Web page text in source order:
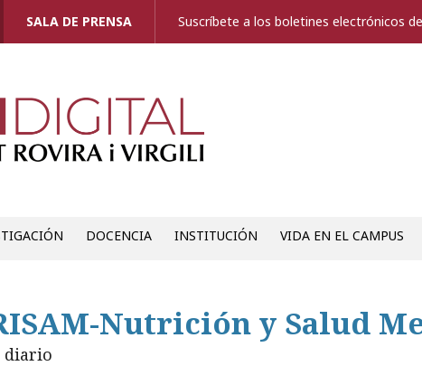
SALA DE PRENSA Suscríbete a los boletines electrónicos
DOCENCIA INSTITUCIÓN VIDA EN EL CAMPUS
Nutrición y Salud
diario